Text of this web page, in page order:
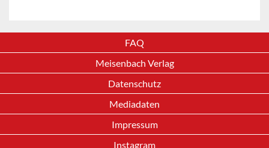
FAQ
Meisenbach Verlag
Datenschutz
Mediadaten
Impressum
Instagram